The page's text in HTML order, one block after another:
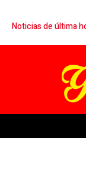
Noticias de última
A MÉDICO